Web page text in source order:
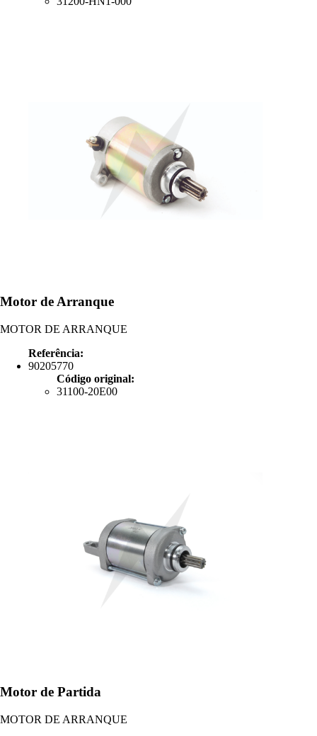
Motor de Arranque
MOTOR DE ARRANQUE
Referência:
90205770
Código original:
31100-20E00
Motor de Partida
MOTOR DE ARRANQUE